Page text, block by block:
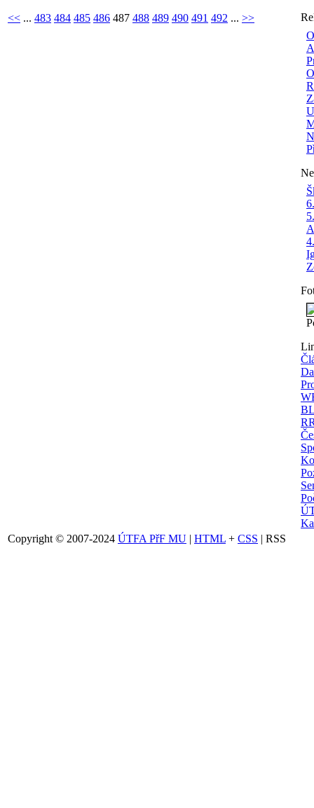
<< ... 483 484 485 486 487 488 489 490 491 492 ... >>
Copyright © 2007-2024 ÚTFA PřF MU | HTML + CSS | RSS